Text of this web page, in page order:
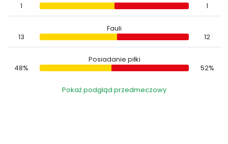
1
1
13
Fauli
12
48%
Posiadanie piłki
52%
Pokaż podgląd przedmeczowy